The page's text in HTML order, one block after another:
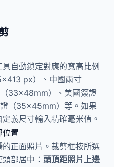
自動鎖定對應的寬高比例
px）、中國兩寸
33×48mm）、美國簽證
（35×45mm）等。如果
義尺寸輸入精確毫米值。
位置
正面照片。裁剪框按所選
部居中： 頭頂距照片上邊